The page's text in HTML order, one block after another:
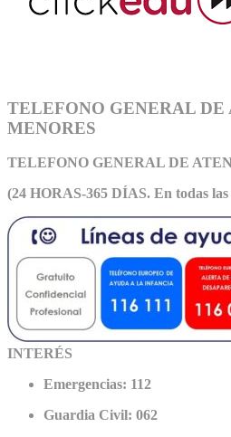
TELEFONO GENERAL DE
MENORES
TELEFONO GENERAL DE
(24 HORAS-365 DÍAS. En todas
INTERÉS
Emergencias: 112
Guardia Civil: 062